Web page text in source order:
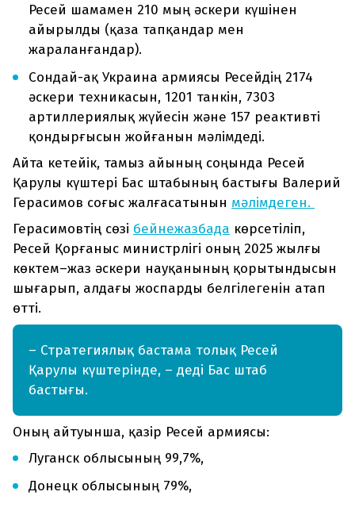
Ресей шамамен 210 мың әскери күшінен
айырылды (қаза тапқандар мен
жараланғандар).
Сондай-ақ Украина армиясы Ресейдің 2174
әскери техникасын, 1201 танкін, 7303
артиллериялық жүйесін және 157 реактивті
қондырғысын жойғанын мәлімдеді.
Айта кетейік, тамыз айының соңында Ресей
Қарулы күштері Бас штабының бастығы Валерий
Герасимов соғыс жалғасатынын мәлімдеген.
Герасимовтің сөзі бейнежазбада көрсетіліп,
Ресей Қорғаныс министрлігі оның 2025 жылғы
көктем–жаз әскери науқанының қорытындысын
шығарып, алдағы жоспарды белгілегенін атап
өтті.
– Стратегиялық бастама толық Ресей
Қарулы күштерінде, – деді Бас штаб
бастығы.
Оның айтуынша, қазір Ресей армиясы:
Луганск облысының 99,7%,
Донецк облысының 79%,